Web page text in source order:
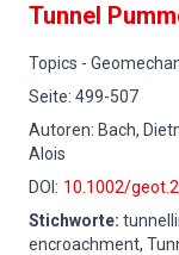
Tunnel
Topics -
Seite: 499-507
Autoren: Bach,
Alois
DOI : 10.1002/
Stichworte:
encroachment,